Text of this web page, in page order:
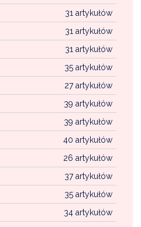
31 artykułów
31 artykułów
31 artykułów
35 artykułów
27 artykułów
39 artykułów
39 artykułów
40 artykułów
26 artykułów
37 artykułów
35 artykułów
34 artykułów